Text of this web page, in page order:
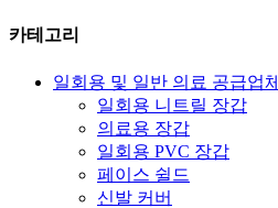
카테고리
일회용 및 일반 의료 공급업체
일회용 니트릴 장갑
의료용 장갑
일회용 PVC 장갑
페이스 쉴드
신발 커버